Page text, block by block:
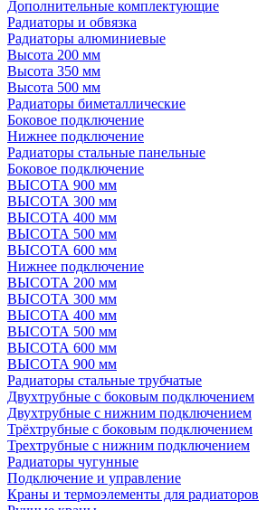
Дополнительные комплектующие
Радиаторы и обвязка
Радиаторы алюминиевые
Высота 200 мм
Высота 350 мм
Высота 500 мм
Радиаторы биметаллические
Боковое подключение
Нижнее подключение
Радиаторы стальные панельные
Боковое подключение
ВЫСОТА 900 мм
ВЫСОТА 300 мм
ВЫСОТА 400 мм
ВЫСОТА 500 мм
ВЫСОТА 600 мм
Нижнее подключение
ВЫСОТА 200 мм
ВЫСОТА 300 мм
ВЫСОТА 400 мм
ВЫСОТА 500 мм
ВЫСОТА 600 мм
ВЫСОТА 900 мм
Радиаторы стальные трубчатые
Двухтрубные с боковым подключением
Двухтрубные с нижним подключением
Трёхтрубные с боковым подключением
Трехтрубные с нижним подключением
Радиаторы чугунные
Подключение и управление
Краны и термоэлементы для радиаторов